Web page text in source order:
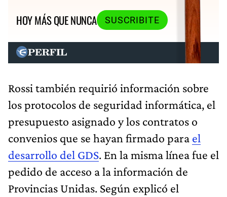
HOY MÁS QUE NUNCA
SUSCRIBITE
Rossi también requirió información sobre
los protocolos de seguridad informática, el
presupuesto asignado y los contratos o
convenios que se hayan firmado para el
desarrollo del GDS. En la misma línea fue el
pedido de acceso a la información de
Provincias Unidas. Según explicó el